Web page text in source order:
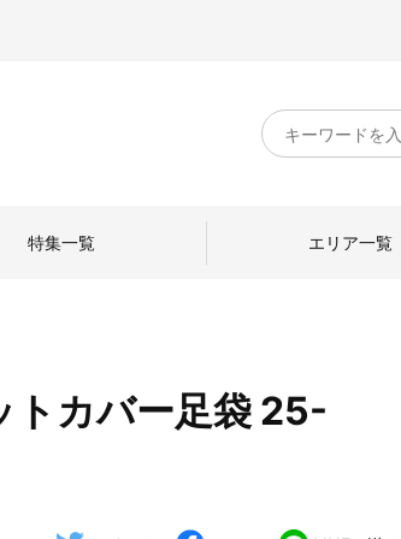
キ
ー
中川政七商店のひと
特集一覧 エリア一覧
トカバー足袋 25-